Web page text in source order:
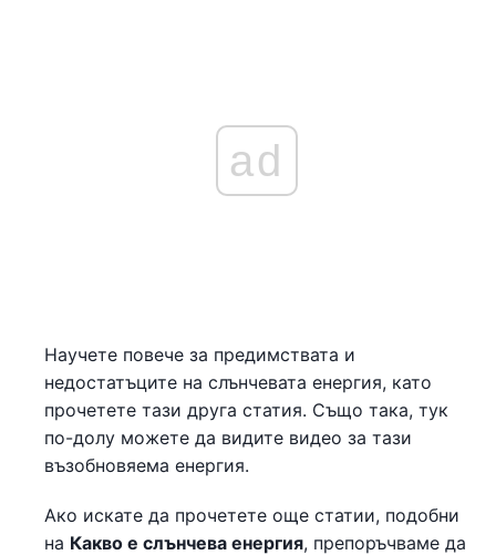
ad
Научете повече за предимствата и
недостатъците на слънчевата енергия, като
прочетете тази друга статия. Също така, тук
по-долу можете да видите видео за тази
възобновяема енергия.
Ако искате да прочетете още статии, подобни
на Какво е слънчева енергия, препоръчваме да